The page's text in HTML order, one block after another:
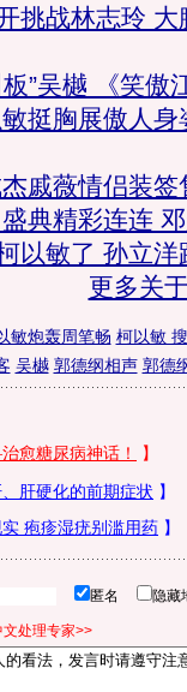
挑战林志玲
”吴樾 《笑傲
挺胸展傲人
戚薇情侣装
典精彩连连
以敏了 孙立
更多关
敏炮轰周笔畅 柯以敏
吴樾 郭德纲相声 郭德
匿名 隐
处理专家>>